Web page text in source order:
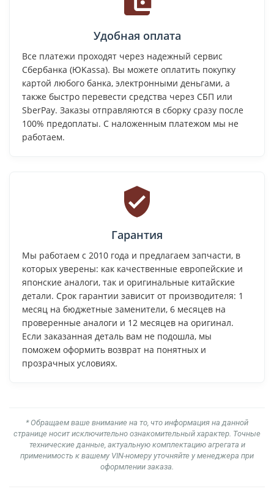
Удобная оплата
Все платежи проходят через надежный сервис
Сбербанка (ЮKassa). Вы можете оплатить покупку
картой любого банка, электронными деньгами, а
также быстро перевести средства через СБП или
SberPay. Заказы отправляются в сборку сразу после
100% предоплаты. С наложенным платежом мы не
работаем.
Гарантия
Мы работаем с 2010 года и предлагаем запчасти, в
которых уверены: как качественные европейские и
японские аналоги, так и оригинальные китайские
детали. Срок гарантии зависит от производителя: 1
месяц на бюджетные заменители, 6 месяцев на
проверенные аналоги и 12 месяцев на оригинал.
Если заказанная деталь вам не подошла, мы
поможем оформить возврат на понятных и
прозрачных условиях.
* Обращаем ваше внимание на то, что информация на данной
странице носит исключительно ознакомительный характер. Точные
технические данные, актуальную комплектацию агрегата и
применимость к вашему VIN-номеру уточняйте у менеджера при
оформлении заказа.